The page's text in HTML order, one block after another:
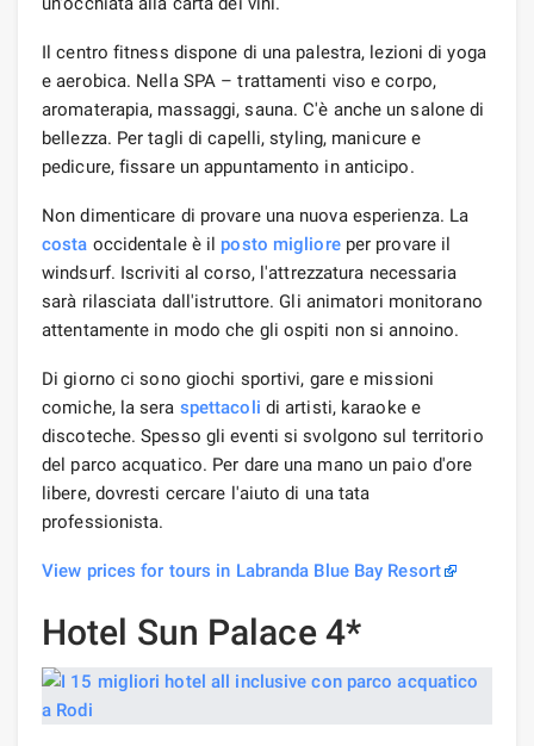
Il centro fitness dispone di una palestra, lezioni di yoga
e aerobica. Nella SPA – trattamenti viso e corpo,
aromaterapia, massaggi, sauna. C'è anche un salone di
bellezza. Per tagli di capelli, styling, manicure e
pedicure, fissare un appuntamento in anticipo.
Non dimenticare di provare una nuova esperienza. La
costa occidentale è il posto miglioreper provare il
windsurf. Iscriviti al corso, l'attrezzatura necessaria
sarà rilasciata dall'istruttore. Gli animatori monitorano
attentamente in modo che gli ospiti non si annoino.
Di giorno ci sono giochi sportivi, gare e missioni
comiche, la sera spettacoli di artisti, karaoke e
discoteche. Spesso gli eventi si svolgono sul territorio
del parco acquatico. Per dare una mano un paio d'ore
libere, dovresti cercare l'aiuto di una tata
professionista.
View prices for tours in Labranda Blue Bay Resort
Hotel Sun Palace 4*